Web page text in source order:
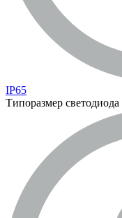
IP65
Типоразмер светодиода